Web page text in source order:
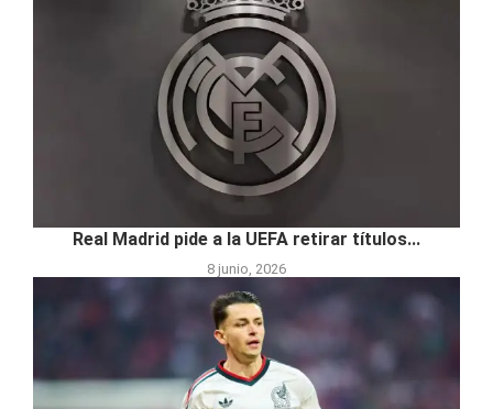
Real Madrid pide a la UEFA retirar títulos...
8 junio, 2026